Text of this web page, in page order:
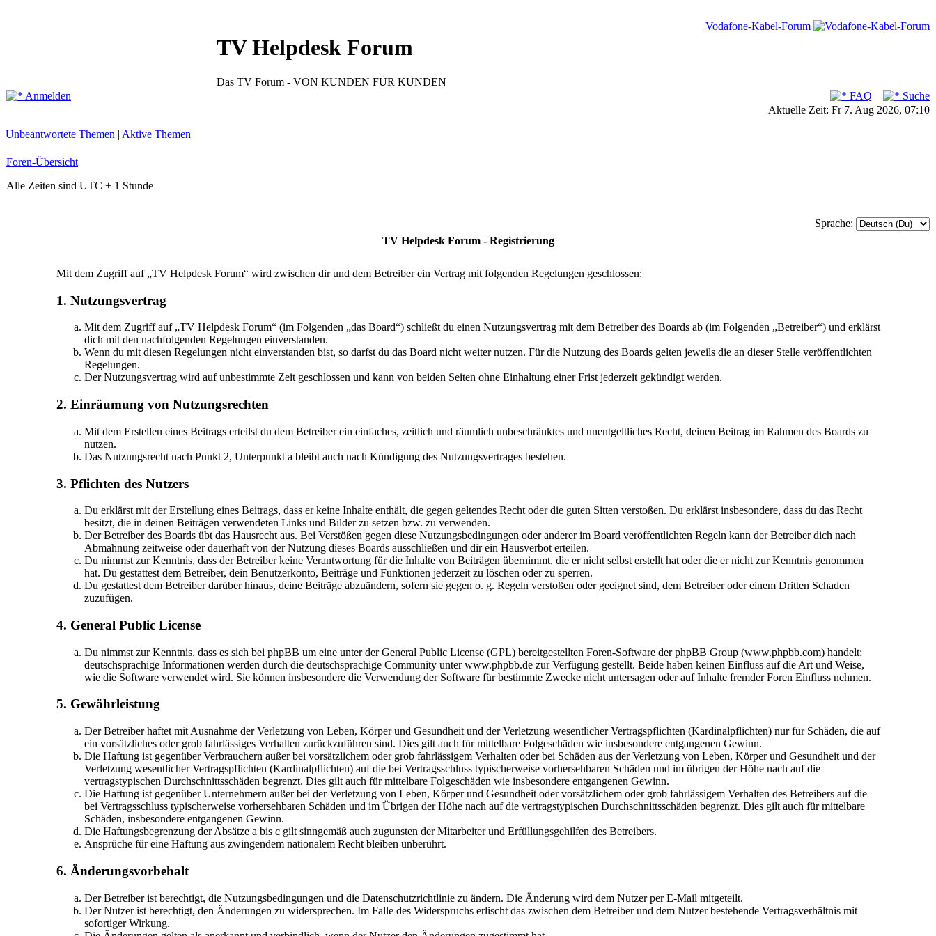
TV Helpdesk Forum
Das TV Forum - VON KUNDEN FÜR KUNDEN
Vodafone-Kabel-Forum
Anmelden FAQ
Suche
Aktuelle Zeit: Fr 7. Aug 2026, 07:10
Unbeantwortete Themen | Aktive Themen
Foren-Übersicht
Alle Zeiten sind UTC + 1 Stunde
Sprache:
TV Helpdesk Forum - Registrierung
Mit dem Zugriff auf „TV Helpdesk Forum“ wird zwischen dir und dem Betreiber ein Vertrag mit folgenden Regelungen geschlossen:
1. Nutzungsvertrag
Mit dem Zugriff auf „TV Helpdesk Forum“ (im Folgenden „das Board“) schließt du einen Nutzungsvertrag mit dem Betreiber des Boards ab (im Folgenden „Betreiber“) und erklärst
dich mit den nachfolgenden Regelungen einverstanden.
Wenn du mit diesen Regelungen nicht einverstanden bist, so darfst du das Board nicht weiter nutzen. Für die Nutzung des Boards gelten jeweils die an dieser Stelle veröffentlichten
Regelungen.
Der Nutzungsvertrag wird auf unbestimmte Zeit geschlossen und kann von beiden Seiten ohne Einhaltung einer Frist jederzeit gekündigt werden.
2. Einräumung von Nutzungsrechten
Mit dem Erstellen eines Beitrags erteilst du dem Betreiber ein einfaches, zeitlich und räumlich unbeschränktes und unentgeltliches Recht, deinen Beitrag im Rahmen des Boards zu
nutzen.
Das Nutzungsrecht nach Punkt 2, Unterpunkt a bleibt auch nach Kündigung des Nutzungsvertrages bestehen.
3. Pflichten des Nutzers
Du erklärst mit der Erstellung eines Beitrags, dass er keine Inhalte enthält, die gegen geltendes Recht oder die guten Sitten verstoßen. Du erklärst insbesondere, dass du das Recht
besitzt, die in deinen Beiträgen verwendeten Links und Bilder zu setzen bzw. zu verwenden.
Der Betreiber des Boards übt das Hausrecht aus. Bei Verstößen gegen diese Nutzungsbedingungen oder anderer im Board veröffentlichten Regeln kann der Betreiber dich nach
Abmahnung zeitweise oder dauerhaft von der Nutzung dieses Boards ausschließen und dir ein Hausverbot erteilen.
Du nimmst zur Kenntnis, dass der Betreiber keine Verantwortung für die Inhalte von Beiträgen übernimmt, die er nicht selbst erstellt hat oder die er nicht zur Kenntnis genommen
hat. Du gestattest dem Betreiber, dein Benutzerkonto, Beiträge und Funktionen jederzeit zu löschen oder zu sperren.
Du gestattest dem Betreiber darüber hinaus, deine Beiträge abzuändern, sofern sie gegen o. g. Regeln verstoßen oder geeignet sind, dem Betreiber oder einem Dritten Schaden
zuzufügen.
4. General Public License
Du nimmst zur Kenntnis, dass es sich bei phpBB um eine unter der General Public License (GPL) bereitgestellten Foren-Software der phpBB Group (www.phpbb.com) handelt;
deutschsprachige Informationen werden durch die deutschsprachige Community unter www.phpbb.de zur Verfügung gestellt. Beide haben keinen Einfluss auf die Art und Weise,
wie die Software verwendet wird. Sie können insbesondere die Verwendung der Software für bestimmte Zwecke nicht untersagen oder auf Inhalte fremder Foren Einfluss nehmen.
5. Gewährleistung
Der Betreiber haftet mit Ausnahme der Verletzung von Leben, Körper und Gesundheit und der Verletzung wesentlicher Vertragspflichten (Kardinalpflichten) nur für Schäden, die auf
ein vorsätzliches oder grob fahrlässiges Verhalten zurückzuführen sind. Dies gilt auch für mittelbare Folgeschäden wie insbesondere entgangenen Gewinn.
Die Haftung ist gegenüber Verbrauchern außer bei vorsätzlichem oder grob fahrlässigem Verhalten oder bei Schäden aus der Verletzung von Leben, Körper und Gesundheit und der
Verletzung wesentlicher Vertragspflichten (Kardinalpflichten) auf die bei Vertragsschluss typischerweise vorhersehbaren Schäden und im übrigen der Höhe nach auf die
vertragstypischen Durchschnittsschäden begrenzt. Dies gilt auch für mittelbare Folgeschäden wie insbesondere entgangenen Gewinn.
Die Haftung ist gegenüber Unternehmern außer bei der Verletzung von Leben, Körper und Gesundheit oder vorsätzlichem oder grob fahrlässigem Verhalten des Betreibers auf die
bei Vertragsschluss typischerweise vorhersehbaren Schäden und im Übrigen der Höhe nach auf die vertragstypischen Durchschnittsschäden begrenzt. Dies gilt auch für mittelbare
Schäden, insbesondere entgangenen Gewinn.
Die Haftungsbegrenzung der Absätze a bis c gilt sinngemäß auch zugunsten der Mitarbeiter und Erfüllungsgehilfen des Betreibers.
Ansprüche für eine Haftung aus zwingendem nationalem Recht bleiben unberührt.
6. Änderungsvorbehalt
Der Betreiber ist berechtigt, die Nutzungsbedingungen und die Datenschutzrichtlinie zu ändern. Die Änderung wird dem Nutzer per E-Mail mitgeteilt.
Der Nutzer ist berechtigt, den Änderungen zu widersprechen. Im Falle des Widerspruchs erlischt das zwischen dem Betreiber und dem Nutzer bestehende Vertragsverhältnis mit
sofortiger Wirkung.